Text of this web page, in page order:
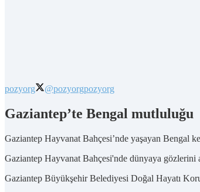
pozyorg @pozyorgpozyorg
Gaziantep’te Bengal mutluluğu
Gaziantep Hayvanat Bahçesi’nde yaşayan Bengal
Gaziantep Hayvanat Bahçesi'nde dünyaya
Gaziantep Büyükşehir Belediyesi Doğal Hayatı